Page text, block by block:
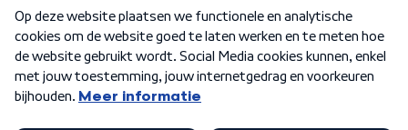
Algemene voorwaarden